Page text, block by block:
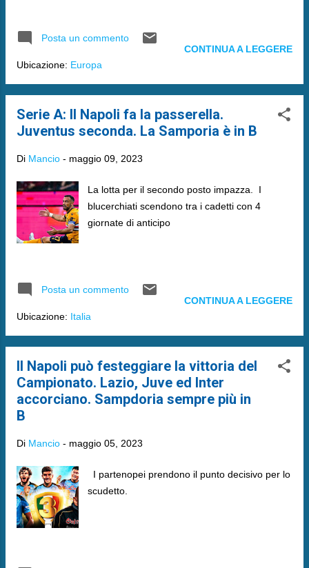
Posta un commento
Ubicazione: Europa
CONTINUA A LEGGERE
Serie A: Il Napoli fa la passerella.
Juventus seconda. La Samporia è in B
Di Mancio - maggio 09, 2023
La lotta per il secondo posto impazza. I
blucerchiati scendono tra i cadetti con 4
giornate di anticipo
Posta un commento
Ubicazione: Italia
CONTINUA A LEGGERE
Il Napoli può festeggiare la vittoria del
Campionato. Lazio, Juve ed Inter
accorciano. Sampdoria sempre più in
B
Di Mancio - maggio 05, 2023
I partenopei prendono il punto decisivo per lo
scudetto.